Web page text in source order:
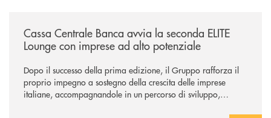
Cassa Centrale Banca avvia la seconda ELITE
Lounge con imprese ad alto potenziale
Dopo il successo della prima edizione, il Gruppo rafforza il
proprio impegno a sostegno della crescita delle imprese
italiane, accompagnandole in un percorso di sviluppo,